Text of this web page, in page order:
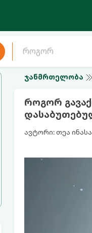
ჯანმრთელობა
როგორ
ავტორი: თეა